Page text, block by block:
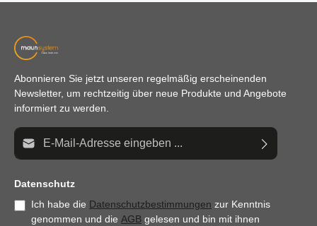
Abonnieren Sie jetzt unseren regelmäßig erscheinenden
Newsletter, um rechtzeitig über neue Produkte und Angebote
informiert zu werden.
E-Mail-Adresse*
Datenschutz
Ich habe die Datenschutzbestimmungen zur Kenntnis
genommen und die AGB gelesen und bin mit ihnen